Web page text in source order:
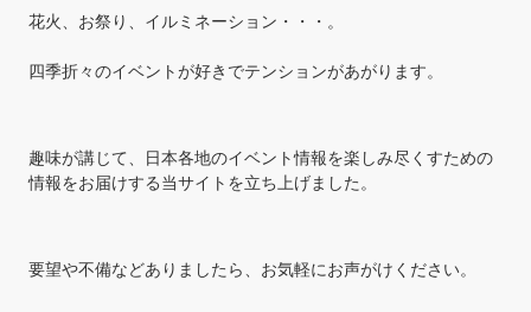
花火、お祭り、イルミネーション・・・。
四季折々のイベントが好きでテンションがあがります。
趣味が講じて、日本各地のイベント情報を楽しみ尽くすための
情報をお届けする当サイトを立ち上げました。
要望や不備などありましたら、お気軽にお声がけください。